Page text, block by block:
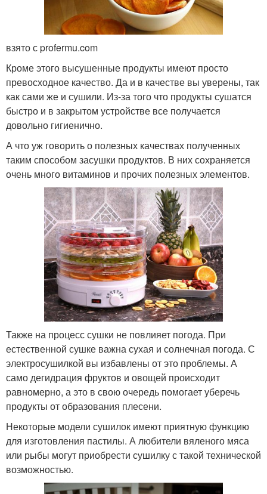
взято с profermu.com
Кроме этого высушенные продукты имеют просто
превосходное качество. Да и в качестве вы уверены, так
как сами же и сушили. Из-за того что продукты сушатся
быстро и в закрытом устройстве все получается
довольно гигиенично.
А что уж говорить о полезных качествах полученных
таким способом засушки продуктов. В них сохраняется
очень много витаминов и прочих полезных элементов.
Также на процесс сушки не повлияет погода. При
естественной сушке важна сухая и солнечная погода. С
электросушилкой вы избавлены от это проблемы. А
само дегидрация фруктов и овощей происходит
равномерно, а это в свою очередь помогает уберечь
продукты от образования плесени.
Некоторые модели сушилок имеют приятную функцию
для изготовления пастилы. А любители вяленого мяса
или рыбы могут приобрести сушилку с такой технической
возможностью.